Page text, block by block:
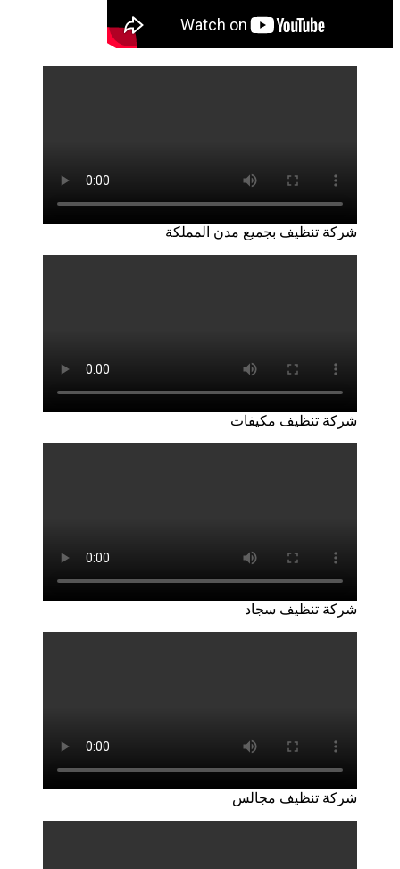
شركة تنظيف بجميع مدن المملكة
شركة تنظيف مكيفات
شركة تنظيف سجاد
شركة تنظيف مجالس